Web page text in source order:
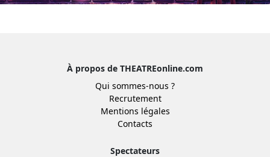
À propos de THEATREonline.com
Qui sommes-nous ?
Recrutement
Mentions légales
Contacts
Spectateurs